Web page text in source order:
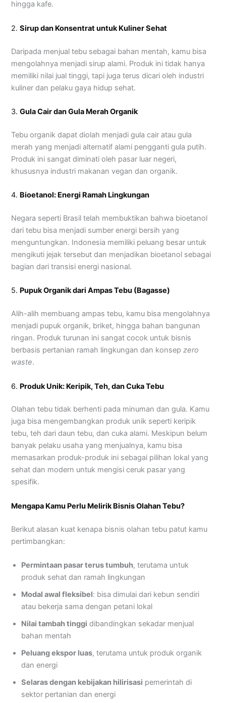
hingga kafe.
2.Sirup dan Konsentrat untuk Kuliner Sehat
Daripada menjual tebu sebagai bahan mentah, kamu bisa
mengolahnya menjadi sirup alami. Produk ini tidak hanya
memiliki nilai jual tinggi, tapi juga terus dicari oleh industri
kuliner dan pelaku gaya hidup sehat.
3.Gula Cair dan Gula Merah Organik
Tebu organik dapat diolah menjadi gula cair atau gula
merah yang menjadi alternatif alami pengganti gula putih.
Produk ini sangat diminati oleh pasar luar negeri,
khususnya industri makanan vegan dan organik.
4. Bioetanol: Energi Ramah Lingkungan
Negara seperti Brasil telah membuktikan bahwa bioetanol
dari tebu bisa menjadi sumber energi bersih yang
menguntungkan. Indonesia memiliki peluang besar untuk
mengikuti jejak tersebut dan menjadikan bioetanol sebagai
bagian dari transisi energi nasional.
5. Pupuk Organik dari Ampas Tebu (Bagasse)
Alih-alih membuang ampas tebu, kamu bisa mengolahnya
menjadi pupuk organik, briket, hingga bahan bangunan
ringan. Produk turunan ini sangat cocok untuk bisnis
berbasis pertanian ramah lingkungan dan konsepzero
waste.
6. Produk Unik: Keripik, Teh, dan Cuka Tebu
Olahan tebu tidak berhenti pada minuman dan gula. Kamu
juga bisa mengembangkan produk unik seperti keripik
tebu, teh dari daun tebu, dan cuka alami. Meskipun belum
banyak pelaku usaha yang menjualnya, kamu bisa
memasarkan produk-produk ini sebagai pilihan lokal yang
sehat dan modern untuk mengisi ceruk pasar yang
spesifik.
Mengapa Kamu Perlu Melirik Bisnis Olahan Tebu?
Berikut alasan kuat kenapa bisnis olahan tebu patut kamu
pertimbangkan:
Permintaan pasar terus tumbuh, terutama untuk
produk sehat dan ramah lingkungan
Modal awal fleksibel: bisa dimulai dari kebun sendiri
atau bekerja sama dengan petani lokal
Nilai tambah tinggi dibandingkan sekadar menjual
bahan mentah
Peluang ekspor luas, terutama untuk produk organik
dan energi
Selaras dengan kebijakan hilirisasi pemerintah di
sektor pertanian dan energi